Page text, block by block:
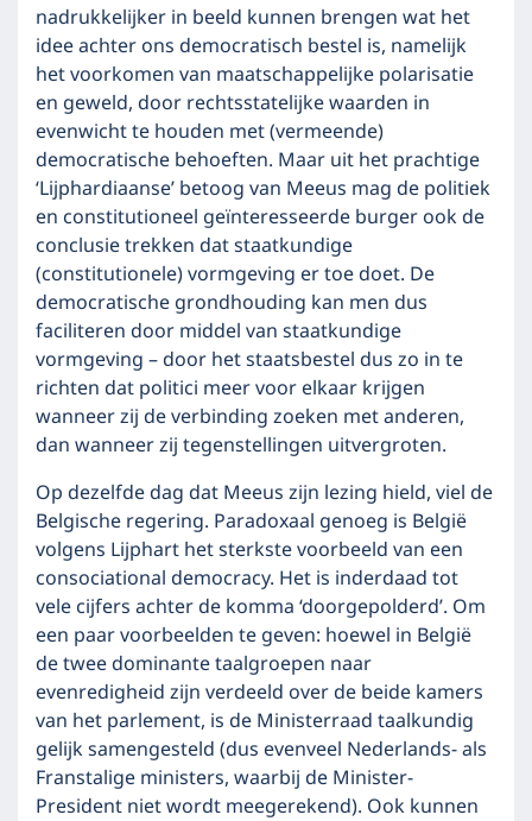
nadrukkelijker in beeld kunnen brengen wat het
idee achter ons democratisch bestel is, namelijk
het voorkomen van maatschappelijke polarisatie
en geweld, door rechtsstatelijke waarden in
evenwicht te houden met (vermeende)
democratische behoeften. Maar uit het prachtige
‘Lijphardiaanse’ betoog van Meeus mag de politiek
en constitutioneel geïnteresseerde burger ook de
conclusie trekken dat staatkundige
(constitutionele) vormgeving er toe doet. De
democratische grondhouding kan men dus
faciliteren door middel van staatkundige
vormgeving – door het staatsbestel dus zo in te
richten dat politici meer voor elkaar krijgen
wanneer zij de verbinding zoeken met anderen,
dan wanneer zij tegenstellingen uitvergroten.
Op dezelfde dag dat Meeus zijn lezing hield, viel de
Belgische regering. Paradoxaal genoeg is België
volgens Lijphart het sterkste voorbeeld van een
consociational democracy. Het is inderdaad tot
vele cijfers achter de komma ‘doorgepolderd’. Om
een paar voorbeelden te geven: hoewel in België
de twee dominante taalgroepen naar
evenredigheid zijn verdeeld over de beide kamers
van het parlement, is de Ministerraad taalkundig
gelijk samengesteld (dus evenveel Nederlands- als
Franstalige ministers, waarbij de Minister-
President niet wordt meegerekend). Ook kunnen